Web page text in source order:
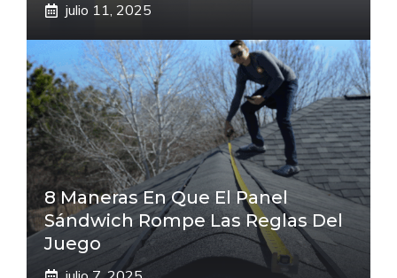
julio 11, 2025
8 Maneras En Que El Panel
Sándwich Rompe Las Reglas Del
Juego